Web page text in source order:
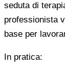
seduta di
professionista
base per
In pratica: